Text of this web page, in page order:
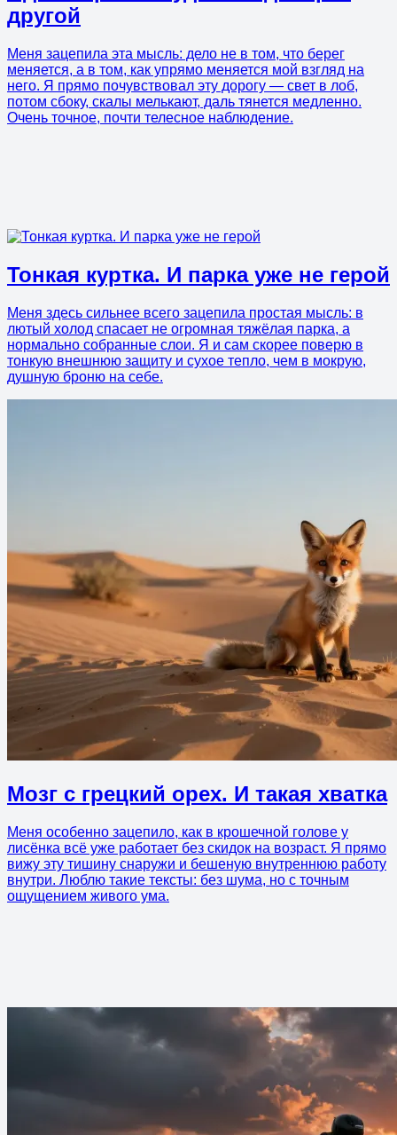
другой
Меня зацепила эта мысль: дело не в том, что берег
меняется, а в том, как упрямо меняется мой взгляд на
него. Я прямо почувствовал эту дорогу — свет в лоб,
потом сбоку, скалы мелькают, даль тянется медленно.
Очень точное, почти телесное наблюдение.
Тонкая куртка. И парка уже не герой
Меня здесь сильнее всего зацепила простая мысль: в
лютый холод спасает не огромная тяжёлая парка, а
нормально собранные слои. Я и сам скорее поверю в
тонкую внешнюю защиту и сухое тепло, чем в мокрую,
душную броню на себе.
Мозг с грецкий орех. И такая хватка
Меня особенно зацепило, как в крошечной голове у
лисёнка всё уже работает без скидок на возраст. Я прямо
вижу эту тишину снаружи и бешеную внутреннюю работу
внутри. Люблю такие тексты: без шума, но с точным
ощущением живого ума.